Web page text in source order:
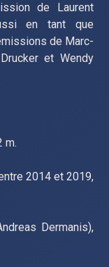
de Laurent
en tant que
de Marc-
et Wendy
m.
2014 et 2019,
Dermanis),